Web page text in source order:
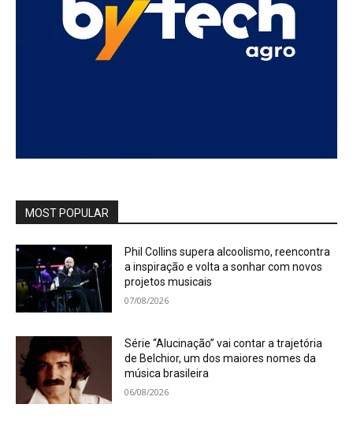
MOST POPULAR
Phil Collins supera alcoolismo, reencontra
a inspiração e volta a sonhar com novos
projetos musicais
07/08/2026
Série “Alucinação” vai contar a trajetória
de Belchior, um dos maiores nomes da
música brasileira
06/08/2026